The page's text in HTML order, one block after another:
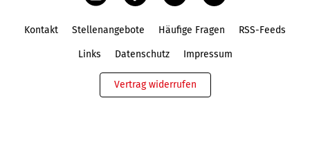
Kontakt Stellenangebote Häufige Fragen RSS-Feeds
Links Datenschutz Impressum
Vertrag widerrufen